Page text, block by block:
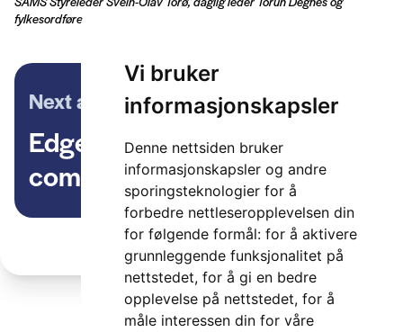
Vi bruker
informasjonskapsler
Denne nettsiden bruker
informasjonskapsler og andre
sporingsteknologier for å
forbedre nettleseropplevelsen din
for følgende formål: for å aktivere
grunnleggende funksjonalitet på
nettstedet, for å gi en bedre
opplevelse på nettstedet, for å
måle interessen din for våre
fylkesordfører Roger Rydberg gleder seg over Arena status for SAMS
Next article
Edge computing vs cloud
computing